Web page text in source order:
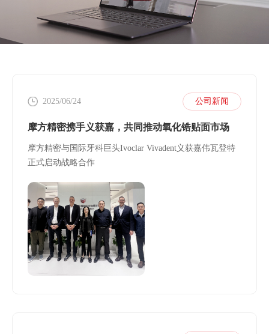
2025/06/24 公司新闻
摩方精密携手义获嘉，共同推动氧化锆贴面市场
摩方精密与国际牙科巨头Ivoclar Vivadent义获嘉伟瓦登特
正式启动战略合作